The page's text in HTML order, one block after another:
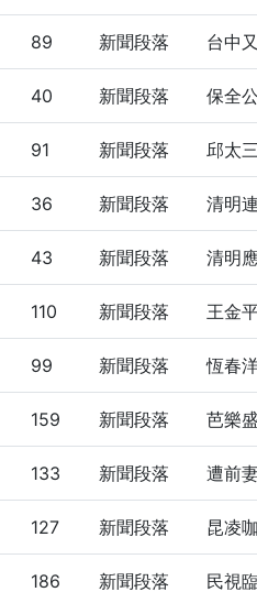
89 新聞段落 台中
40 新聞段落 保全
91 新聞段落 邱太
36 新聞段落 清明
43 新聞段落 清明
110 新聞段落 王金
99 新聞段落 恆春
159 新聞段落 芭樂
133 新聞段落 遭前
127 新聞段落 昆凌
186 新聞段落 民視